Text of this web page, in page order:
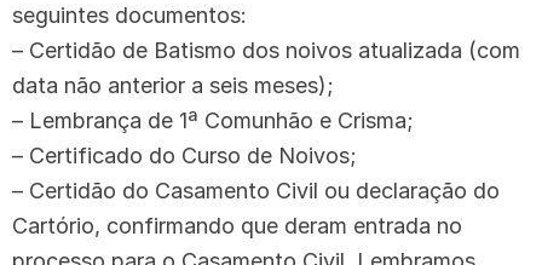
seguintes documentos:
– Certidão de Batismo dos noivos atualizada (com
data não anterior a seis meses);
– Lembrança de 1ª Comunhão e Crisma;
– Certificado do Curso de Noivos;
– Certidão do Casamento Civil ou declaração do
Cartório, confirmando que deram entrada no